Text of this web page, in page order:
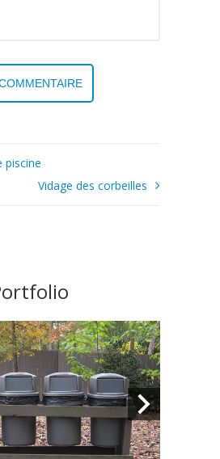
piscine
Vidage des corbeilles